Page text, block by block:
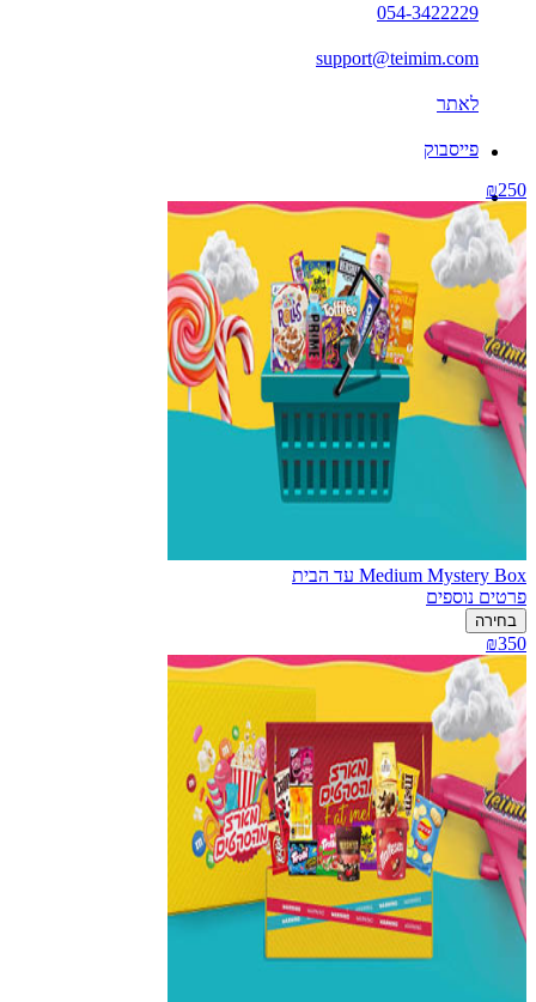
054-3422229
support@teimim.com
לאתר
פייסבוק
₪250
Medium Mystery Box עד הבית
פרטים נוספים
בחירה
₪350